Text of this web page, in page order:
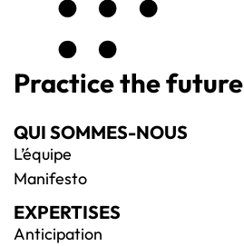
Practice the future
QUI SOMMES-NOUS
L’équipe
Manifesto
EXPERTISES
Anticipation